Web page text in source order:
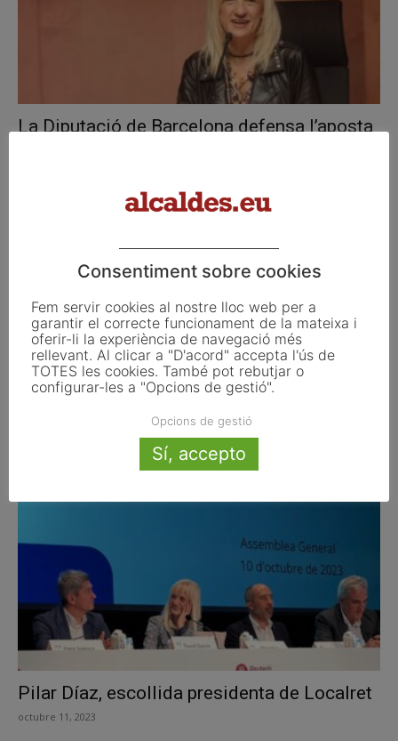
La Diputació de Barcelona defensa l’aposta
històrica per millorar l’espai públic...
Pilar Díaz, escollida presidenta de Localret
octubre 11, 2023
Consentiment sobre cookies
Fem servir cookies al nostre lloc web per a
garantir el correcte funcionament de la mateixa i
oferir-li la experiència de navegació més
rellevant. Al clicar a "D'acord" accepta l'ús de
TOTES les cookies. També pot rebutjar o
configurar-les a "Opcions de gestió".
Opcions de gestió
Sí, accepto